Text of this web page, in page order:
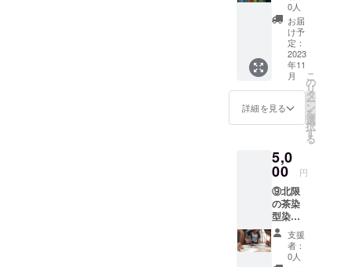
様）＋
写真集1
冊＋新
潟風景
写真L版
1枚 〒
949-
5341 新
潟県長
岡市小
国町小
栗山145
営業時
間
9:30～
12:00
13:30～
16:00
定休
日 不
定休 日
0人
お届
け予
定：
2023
年11
月
詳細を見る
こ
の
リ
タ
ー
ン
を
選
択
す
る
5,0
00 円
⑨北限
の茶染
型染フ
レーム1
セット
体験（1
支援
者：
0人